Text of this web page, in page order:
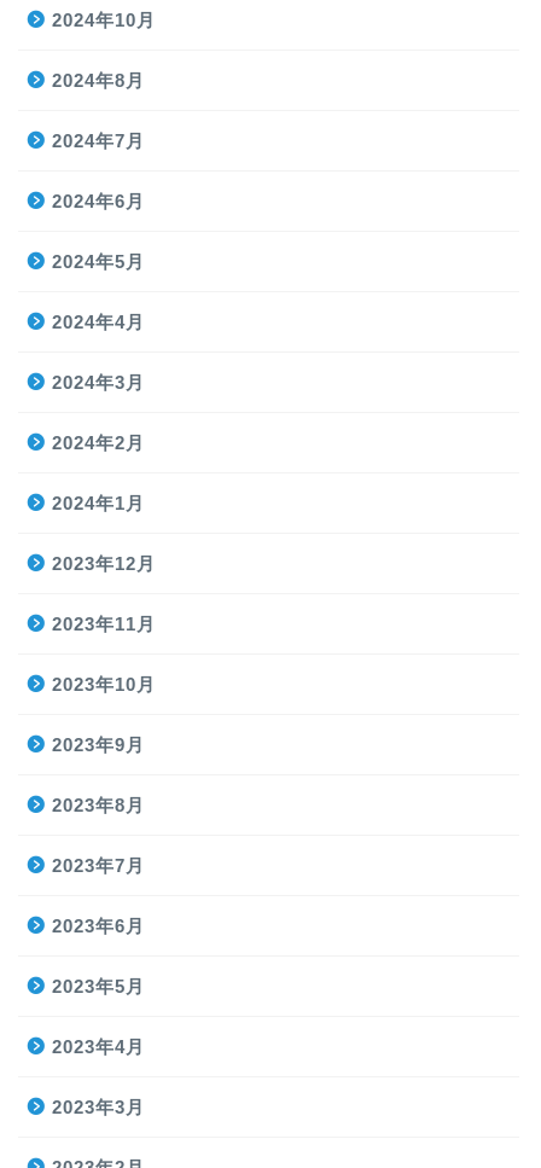
2024年10月
2024年8月
2024年7月
2024年6月
2024年5月
2024年4月
2024年3月
2024年2月
2024年1月
2023年12月
2023年11月
2023年10月
2023年9月
2023年8月
2023年7月
2023年6月
2023年5月
2023年4月
2023年3月